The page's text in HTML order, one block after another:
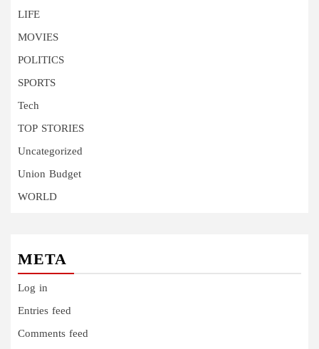
LIFE
MOVIES
POLITICS
SPORTS
Tech
TOP STORIES
Uncategorized
Union Budget
WORLD
META
Log in
Entries feed
Comments feed